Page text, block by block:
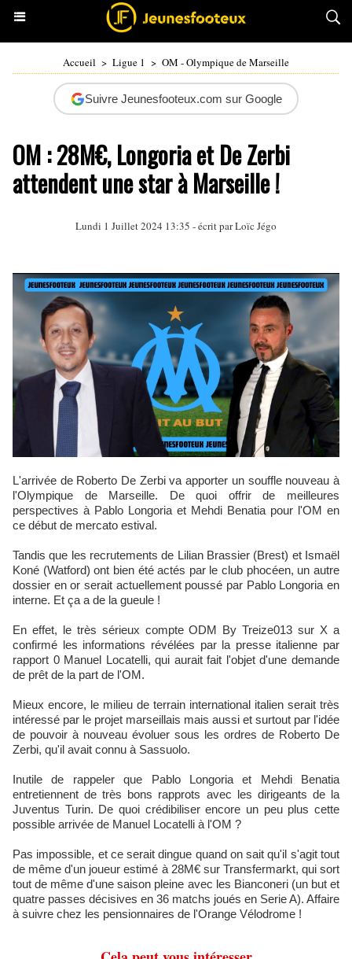
Accueil > Ligue 1 > OM - Olympique de Marseille
Suivre Jeunesfooteux.com sur Google
OM : 28M€, Longoria et De Zerbi
attendent une star à Marseille !
Lundi 1 Juillet 2024 13:35 - écrit parLoïc Jégo
L'arrivée de Roberto De Zerbi va apporter un souffle nouveau à
l'Olympique de Marseille. De quoi offrir de meilleures
perspectives à Pablo Longoria et Mehdi Benatia pour l'OM en
ce début de mercato estival.
Tandis que les recrutements de Lilian Brassier (Brest) et Ismaël
Koné (Watford) ont bien été actés par le club phocéen, un autre
dossier en or serait actuellement poussé par Pablo Longoria en
interne. Et ça a de la gueule !
En effet, le très sérieux compte ODM By Treize013 sur X a
confirmé les informations révélées par la presse italienne par
rapport 0 Manuel Locatelli, qui aurait fait l'objet d'une demande
de prêt de la part de l'OM.
Mieux encore, le milieu de terrain international italien serait très
intéressé par le projet marseillais mais aussi et surtout par l'idée
de pouvoir à nouveau évoluer sous les ordres de Roberto De
Zerbi, qu'il avait connu à Sassuolo.
Inutile de rappeler que Pablo Longoria et Mehdi Benatia
entretiennent de très bons rapprots avec les dirigeants de la
Juventus Turin. De quoi crédibiliser encore un peu plus cette
possible arrivée de Manuel Locatelli à l'OM ?
Pas impossible, et ce serait dingue quand on sait qu'il s'agit tout
de même d'un joueur estimé à 28M€ sur Transfermarkt, qui sort
tout de même d'une saison pleine avec les Bianconeri (un but et
quatre passes décisives en 36 matchs joués en Serie A). Affaire
à suivre chez les pensionnaires de l'Orange Vélodrome !